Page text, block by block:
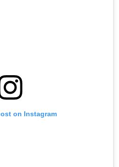
on Instagram